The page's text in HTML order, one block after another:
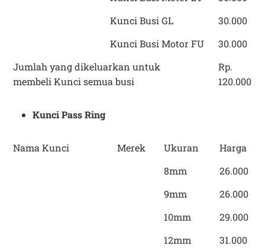
Kunci Busi GL
30.000
Kunci Busi Motor FU
30.000
Jumlah yang dikeluarkan untuk
membeli Kunci semua busi
Rp.
120.000
Kunci Pass Ring
Nama Kunci Merek Ukuran
Harga
8mm
26.000
9mm
26.000
10mm
29.000
12mm
31.000